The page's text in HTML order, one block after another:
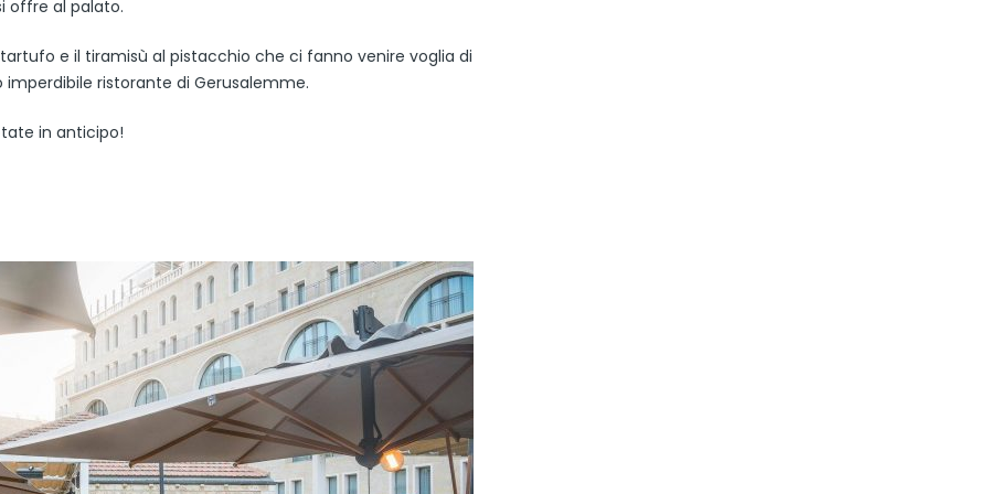
offre al palato.
e il tiramisù al pistacchio che ci fanno venire voglia di
ristorante di Gerusalemme.
in anticipo!